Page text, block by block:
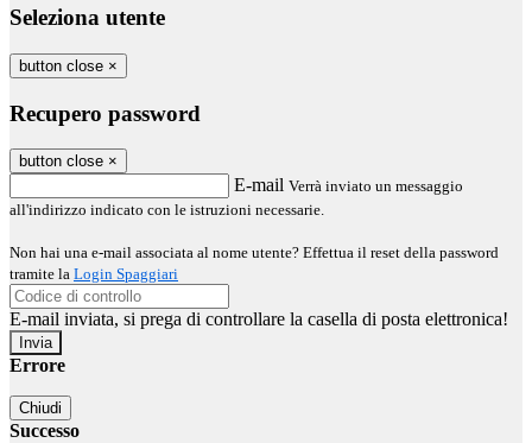
Seleziona utente
button close ×
Recupero password
button close ×
E-mail Verrà inviato un messaggio
all'indirizzo indicato con le istruzioni necessarie.
Non hai una e-mail associata al nome utente? Effettua il reset della password
tramite la Login Spaggiari
E-mail inviata, si prega di controllare la casella di posta elettronica!
Errore
Chiudi
Successo